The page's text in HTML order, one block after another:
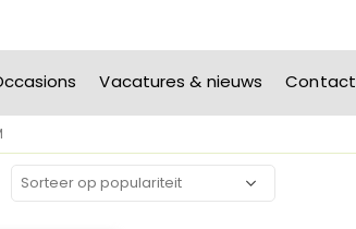
Vacatures & nieuws Contact